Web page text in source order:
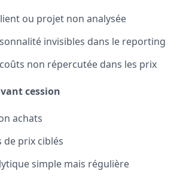
ou projet non analysée
invisibles dans le reporting
non répercutée dans les prix
cession
achats
de prix ciblés
simple mais régulière